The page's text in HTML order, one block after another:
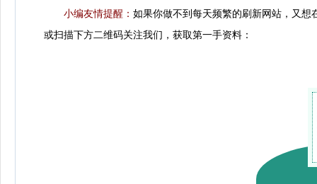
小编友情提醒： 如果你做不到每天频繁的刷新网站，又想
或扫描下方二维码关注我们，获取第一手资料：